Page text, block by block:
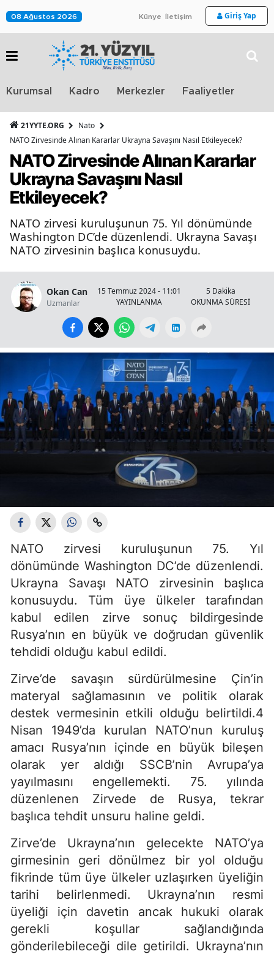
08 Ağustos 2026 Künye İletişim Giriş Yap
Kurumsal Kadro Merkezler Faaliyetler
21YYTE.ORG
Nato
NATO Zirvesinde Alınan Kararlar Ukrayna Savaşını Nasıl Etkileyecek?
NATO Zirvesinde Alınan Kararlar
Ukrayna Savaşını Nasıl
Etkileyecek?
NATO zirvesi kuruluşunun 75. Yıl dönümünde
Washington DC’de düzenlendi. Ukrayna Savaşı
NATO zirvesinin başlıca konusuydu.
Okan Can
Uzmanlar
15 Temmuz 2024 - 11:01
YAYINLANMA
5 Dakika
OKUNMA SÜRESİ
NATO zirvesi kuruluşunun 75. Yıl
dönümünde Washington DC’de düzenlendi.
Ukrayna Savaşı NATO zirvesinin başlıca
konusuydu. Tüm üye ülkeler tarafından
kabul edilen zirve sonuç bildirgesinde
Rusya’nın en büyük ve doğrudan güvenlik
tehdidi olduğu kabul edildi.
Zirve’de savaşın sürdürülmesine Çin’in
materyal sağlamasının ve politik olarak
destek vermesinin etkili olduğu belirtildi.4
Nisan 1949’da kurulan NATO’nun kuruluş
amacı Rusya’nın içinde en büyük bileşen
olarak yer aldığı SSCB’nin Avrupa’ya
yayılmasını engellemekti. 75. yılında
düzenlenen Zirvede de Rusya, tekrar
başlıca tehdit unsuru haline geldi.
Zirve’de Ukrayna’nın gelecekte NATO’ya
girmesinin geri dönülmez bir yol olduğu
fikrinde tüm üye ülkeler uzlaşırken üyeliğin
tarihi belirlenmedi. Ukrayna’nın resmi
üyeliği için davetin ancak hukuki olarak
gerekli koşullar sağlandığında
gönderilebileceği dile getirildi. Ukrayna’nın